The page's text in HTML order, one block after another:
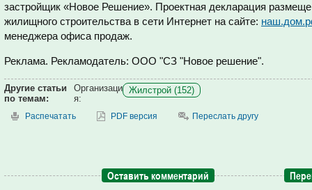
застройщик «Новое Решение». Проектная декларация
жилищного строительства в сети Интернет на сайте:
менеджера офиса продаж.
Реклама. Рекламодатель: ООО "СЗ "Новое решение".
Другие статьи
по темам:
Организаци
я:
Жилстрой (152)
Распечатать PDF версия Переслать другу
Оставить комментарий